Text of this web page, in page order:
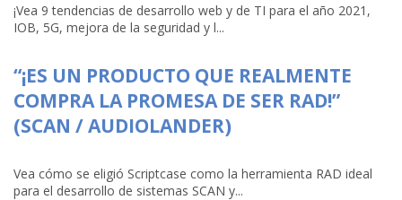
¡Vea 9 tendencias de desarrollo web y de TI para el año 2021,
IOB, 5G, mejora de la seguridad y l...
“¡ES UN PRODUCTO QUE REALMENTE
COMPRA LA PROMESA DE SER RAD!”
(SCAN / AUDIOLANDER)
Vea cómo se eligió Scriptcase como la herramienta RAD ideal
para el desarrollo de sistemas SCAN y...